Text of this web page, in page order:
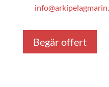
Begär offert